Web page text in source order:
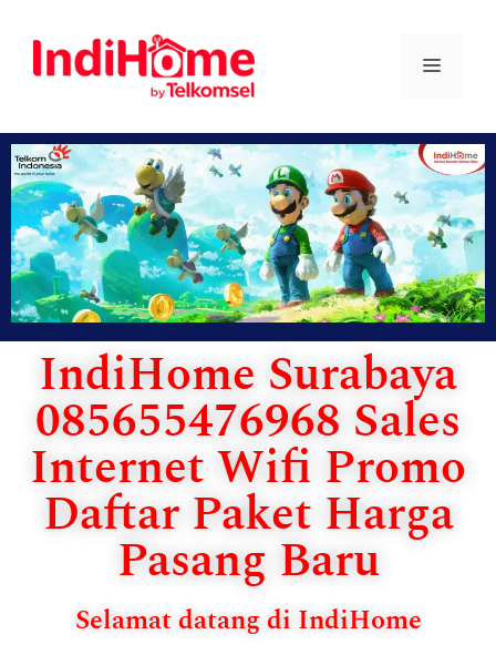
IndiHome Surabaya
085655476968 Sales
Internet Wifi Promo
Daftar Paket Harga
Pasang Baru
Selamat datang di IndiHome